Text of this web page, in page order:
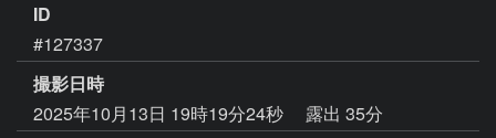
ID
#127337
撮影日時
2025年10月13日 19時19分24秒
露出 35分